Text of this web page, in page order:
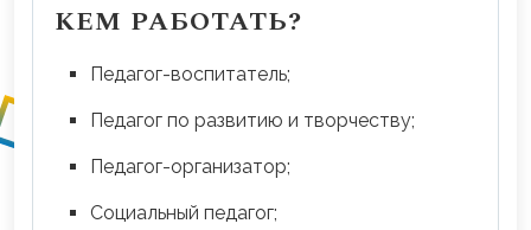
КЕМ РАБОТАТЬ?
Педагог-воспитатель;
Педагог по развитию и творчеству;
Педагог-организатор;
Социальный педагог;